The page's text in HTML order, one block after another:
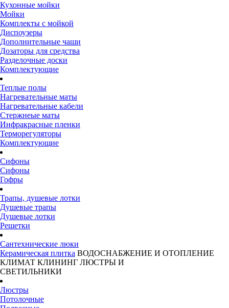
Кухонные мойки
Мойки
Комплекты с мойкой
Диспоузеры
Дополнительные чаши
Дозаторы для средства
Разделочные доски
Комплектующие
Теплые полы
Нагревательные маты
Нагревательные кабели
Стержнеые маты
Инфракрасные пленки
Терморегуляторы
Комплектующие
Сифоны
Сифоны
Гофры
Трапы, душевые лотки
Душевые трапы
Душевые лотки
Решетки
Сантехнические люки
Керамическая плитка ВОДОСНАБЖЕНИЕ И ОТОПЛЕНИЕ
КЛИМАТ КЛИНИНГ ЛЮСТРЫ И
СВЕТИЛЬНИКИ
Люстры
Потолочные